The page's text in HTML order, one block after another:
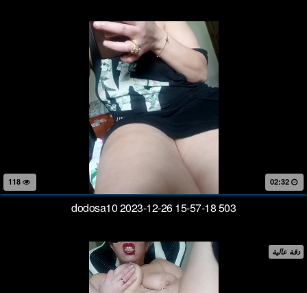
02:32
dodosa10 2023-12-26 15-57-18 503
دقة عالية